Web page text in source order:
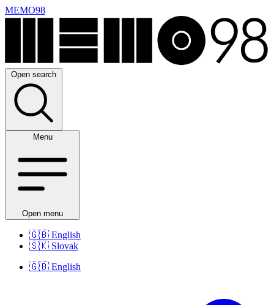
MEMO98
Open search
Menu
Open menu
🇬🇧 English
🇸🇰 Slovak
🇬🇧 English